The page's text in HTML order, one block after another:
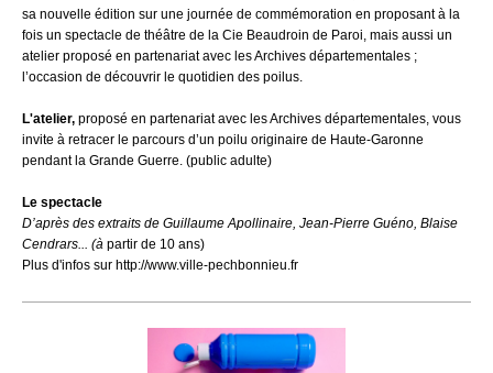
sa nouvelle édition sur une journée de commémoration en proposant à la
fois un spectacle de théâtre de la Cie Beaudroin de Paroi, mais aussi un
atelier proposé en partenariat avec les Archives départementales ;
l’occasion de découvrir le quotidien des poilus.
L'atelier, proposé en partenariat avec les Archives départementales, vous
invite à retracer le parcours d’un poilu originaire de Haute-Garonne
pendant la Grande Guerre. (public adulte)
Le spectacle
D’après des extraits de Guillaume Apollinaire, Jean-Pierre Guéno, Blaise
Cendrars... (à partir de 10 ans)
Plus d'infos sur http://www.ville-pechbonnieu.fr